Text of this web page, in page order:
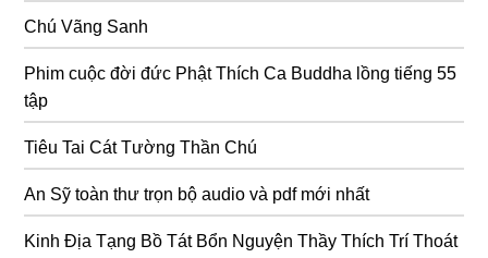
Chú Vãng Sanh
Phim cuộc đời đức Phật Thích Ca Buddha lồng tiếng 55
tập
Tiêu Tai Cát Tường Thần Chú
An Sỹ toàn thư trọn bộ audio và pdf mới nhất
Kinh Địa Tạng Bồ Tát Bổn Nguyện Thầy Thích Trí Thoát